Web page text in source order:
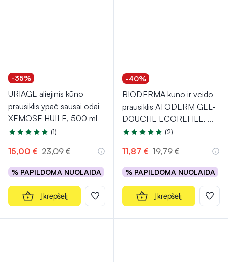
-35%
URIAGE aliejinis kūno
prausiklis ypač sausai odai
XEMOSE HUILE, 500 ml
Įvertinimas 5.0 iš 5
(1)
15,00 € 23,09 €
% PAPILDOMA NUOLAIDA
Į krepšelį
-40%
BIODERMA kūno ir veido
prausiklis ATODERM GEL-
DOUCHE ECOREFILL, ...
Įvertinimas 5.0 iš 5
(2)
11,87 € 19,79 €
% PAPILDOMA NUOLAIDA
Į krepšelį